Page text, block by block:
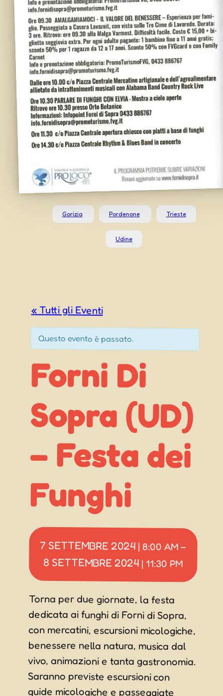
Gorizia Pordenone Trieste
Udine
« Tutti gli Eventi
Questo evento è passato.
Forni Di
Sopra (UD)
– Festa dei
Funghi
7 SETTEMBRE 2024 | 8:00 AM–
8 SETTEMBRE 2024 | 11:30 PM
Torna per due giornate, la festa
dedicata ai funghi di Forni di Sopra,
con mercatini, escursioni micologiche,
benessere nella natura, musica dal
vivo, animazioni e tanta gastronomia.
Saranno previste escursioni con
guide micologiche e passeggiate
naturalistiche alla scoperta dei
possibile acquistare funghi nei
numerosi mercatini micologici e molti
altri interessantissimi prodotti tra le
bancarelle posizionate lungo le vie